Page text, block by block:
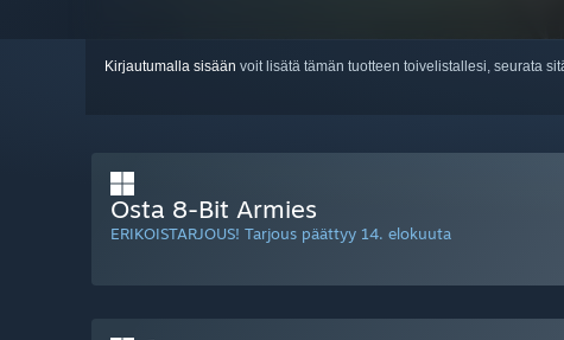
Kirjautumalla sisään voit lisätä tämän tuotteen toivelistallesi, seurata
Osta 8-Bit Armies
ERIKOISTARJOUS! Tarjous päättyy 14. elokuuta